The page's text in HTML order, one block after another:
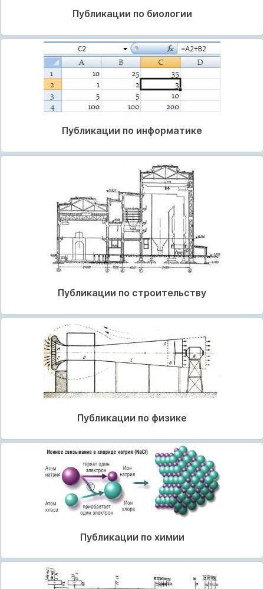
Публикации по биологии
Публикации по информатике
Публикации по строительству
Публикации по физике
Публикации по химии